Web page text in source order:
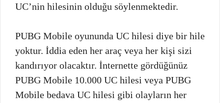
UC’nin hilesinin olduğu söylenmektedir.
PUBG Mobile oyununda UC hilesi diye bir hile
yoktur. İddia eden her araç veya her kişi sizi
kandırıyor olacaktır. İnternette gördüğünüz
PUBG Mobile 10.000 UC hilesi veya PUBG
Mobile bedava UC hilesi gibi olayların her